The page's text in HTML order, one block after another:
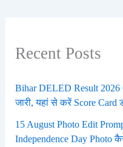
Recent Posts
Bihar DELED Result 2026
जारी, यहां से करें Score Card
15 August Photo Edit
Independence Day Photo